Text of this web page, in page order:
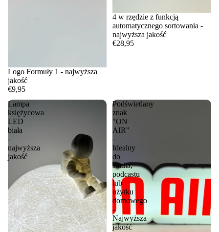
Logo Formuły 1 - najwyższa
jakość
€9,95
4 w rzędzie z funkcją
automatycznego sortowania -
najwyższa jakość
€28,95
Lampa
księżycowa
LED
biała
-
najwyższa
jakość
Podświetlany
znak
"ON
AIR"
-
Idealny
do
studia,
podcastu
lub
użytku
domowego
-
Najwyższa
jakość